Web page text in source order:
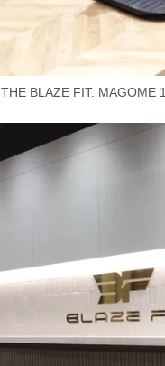
THE BLAZE FIT. MAGOME 1